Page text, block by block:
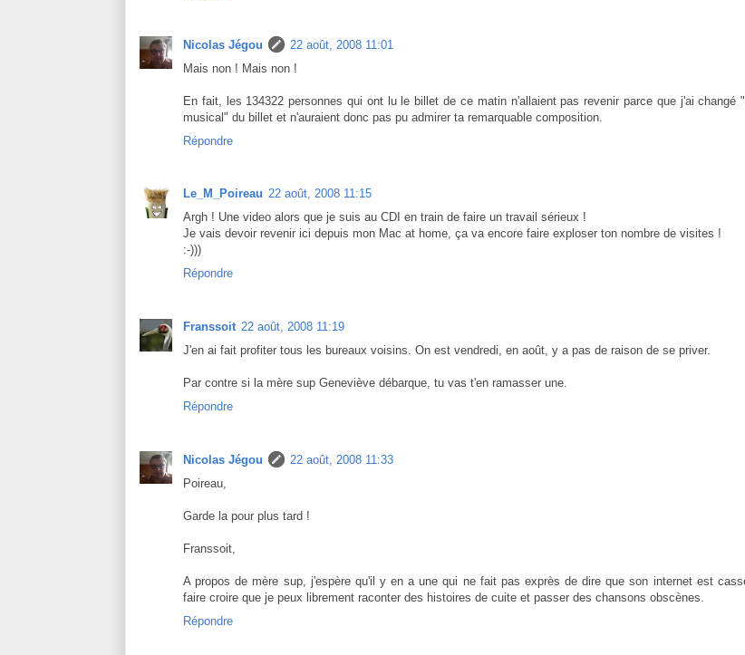
Nicolas Jégou
22 août, 2008 11:01
Mais non ! Mais non !
En fait, les 134322 personnes qui ont lu le billet de ce matin n'allaient pas revenir parce que j'ai changé
musical" du billet et n'auraient donc pas pu admirer ta remarquable composition.
Répondre
Le_M_Poireau 22 août, 2008 11:15
Argh ! Une video alors que je suis au CDI en train de faire un travail sérieux !
Je vais devoir revenir ici depuis mon Mac at home, ça va encore faire exploser ton nombre de visites !
:-)))
Répondre
Franssoit 22 août, 2008 11:19
J'en ai fait profiter tous les bureaux voisins. On est vendredi, en août, y a pas de raison de se priver.
Par contre si la mère sup Geneviève débarque, tu vas t'en ramasser une.
Répondre
Nicolas Jégou
22 août, 2008 11:33
Poireau,
Garde la pour plus tard !
Franssoit,
A propos de mère sup, j'espère qu'il y en a une qui ne fait pas exprès de dire que son internet est
faire croire que je peux librement raconter des histoires de cuite et passer des chansons obscènes.
Répondre